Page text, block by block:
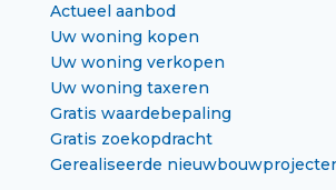
Actueel aanbod
Uw woning kopen
Uw woning verkopen
Uw woning taxeren
Gratis waardebepaling
Gratis zoekopdracht
Gerealiseerde